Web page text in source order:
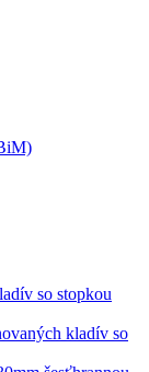
so stopkou
kladív so